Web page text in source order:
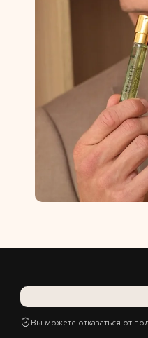
Вы можете отказаться от